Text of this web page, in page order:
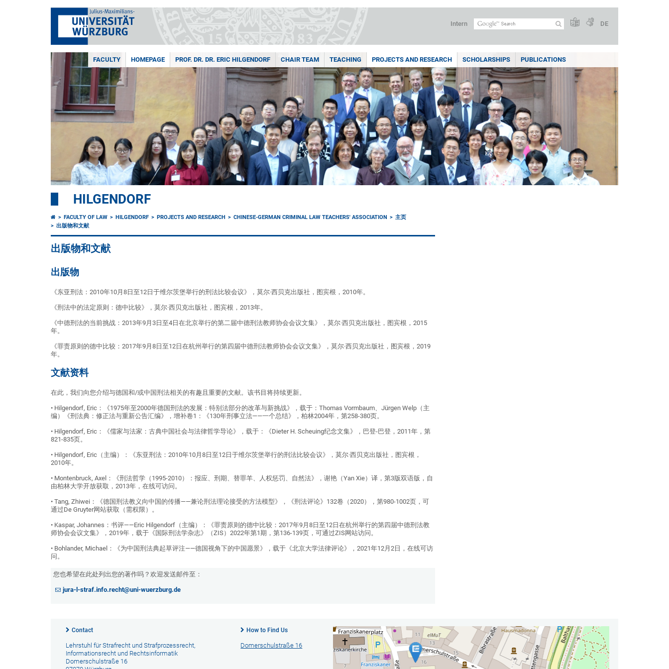
Intern DE
FACULTY HOMEPAGE PROF. DR. DR. ERIC HILGENDORF CHAIR TEAM TEACHING PROJECTS AND RESEARCH SCHOLARSHIPS PUBLICATIONS
HILGENDORF
FACULTY OF LAW HILGENDORF PROJECTS AND RESEARCH CHINESE-GERMAN CRIMINAL LAW TEACHERS' ASSOCIATION
主页
出版物和文献
出版物和文献
出版物
《东亚刑法：2010年10月8日至12日于维尔茨堡举行的刑法比较会议》，莫尔·西贝克出版社，图宾根，2010年。
《刑法中的法定原则：德中比较》，莫尔·西贝克出版社，图宾根，2013年。
《中德刑法的当前挑战：2013年9月3日至4日在北京举行的第二届中德刑法教师协会会议文集》，莫尔·西贝克出版社，图宾根，2015
年。
《罪责原则的德中比较：2017年9月8日至12日在杭州举行的第四届中德刑法教师协会会议文集》，莫尔·西贝克出版社，图宾根，2019
年。
文献资料
在此，我们向您介绍与德国和/或中国刑法相关的有趣且重要的文献。该书目将持续更新。
• Hilgendorf, Eric：《1975年至2000年德国刑法的发展：特别法部分的改革与新挑战》，载于：Thomas Vormbaum、Jürgen Welp（主
编）《刑法典：修正法与重新公告汇编》，增补卷1：《130年刑事立法——一个总结》，柏林2004年，第258-380页。
• Hilgendorf, Eric：《儒家与法家：古典中国社会与法律哲学导论》，载于：《Dieter H. Scheuing纪念文集》，巴登-巴登，2011年，第
821-835页。
• Hilgendorf, Eric（主编）：《东亚刑法：2010年10月8日至12日于维尔茨堡举行的刑法比较会议》，莫尔·西贝克出版社，图宾根，
2010年。
• Montenbruck, Axel：《刑法哲学（1995-2010）：报应、刑期、替罪羊、人权惩罚、自然法》，谢艳（Yan Xie）译，第3版双语版，自
由柏林大学开放获取，2013年，在线可访问。
• Tang, Zhiwei：《德国刑法教义向中国的传播——兼论刑法理论接受的方法模型》，《刑法评论》132卷（2020），第980-1002页，可
通过De Gruyter网站获取（需权限）。
• Kaspar, Johannes：书评——Eric Hilgendorf（主编）：《罪责原则的德中比较：2017年9月8日至12日在杭州举行的第四届中德刑法教
师协会会议文集》，2019年，载于《国际刑法学杂志》（ZIS）2022年第1期，第136-139页，可通过ZIS网站访问。
• Bohlander, Michael：《为中国刑法典起草评注——德国视角下的中国愿景》，载于《北京大学法律评论》，2021年12月2日，在线可访
问。
您也希望在此处列出您的著作吗？欢迎发送邮件至：
jura-l-straf.info.recht@uni-wuerzburg.de
Contact
Lehrstuhl für Strafrecht und Strafprozessrecht,
Informationsrecht und Rechtsinformatik
Domerschulstraße 16
How to Find Us
Domerschulstraße 16